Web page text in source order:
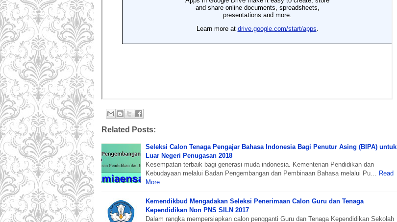
Related Posts:
Seleksi Calon Tenaga Pengajar Bahasa Indonesia Bagi Penutur Asing (BIPA) untuk
Luar Negeri Penugasan 2018
Kesempatan terbaik bagi generasi muda indonesia. Kementerian Pendidikan dan
Kebudayaan melalui Badan Pengembangan dan Pembinaan Bahasa melalui Pu…
Read
More
Kemendikbud Mengadakan Seleksi Penerimaan Calon Guru dan Tenaga
Kependidikan Non PNS SILN 2017
Dalam rangka mempersiapkan calon pengganti Guru dan Tenaga Kependidikan Sekolah